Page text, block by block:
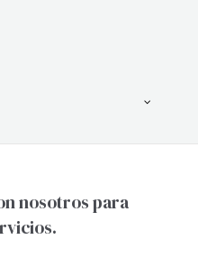
nosotros para